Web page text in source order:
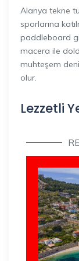
Alanya tekne
sporlarına
paddleboard
macera ile
muhteşem
olur.
Lezzetli